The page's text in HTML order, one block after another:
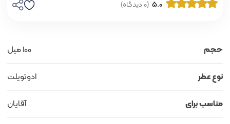
حجم 100 میل
نوع عطر ادوتویلت
مناسب برای آقایان
5.0 (0 دیدگاه)